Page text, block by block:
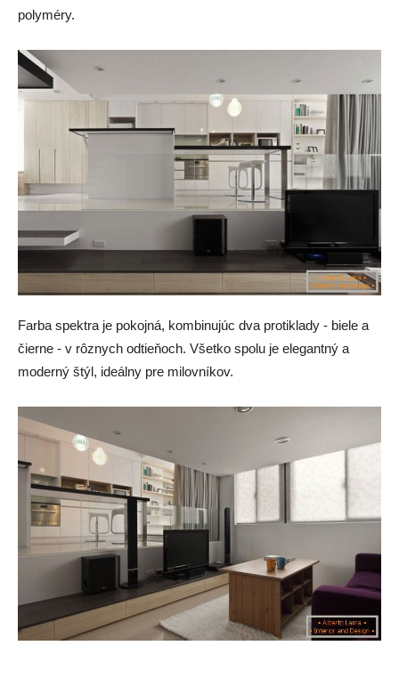
polyméry.
Farba spektra je pokojná, kombinujúc dva protiklady - biele a
čierne - v rôznych odtieňoch. Všetko spolu je elegantný a
moderný štýl, ideálny pre milovníkov.